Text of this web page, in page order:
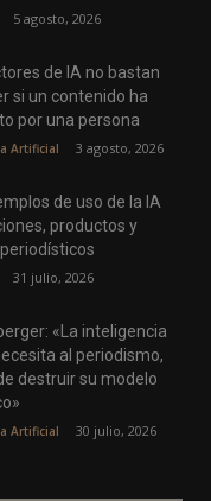
5 agosto, 2026
de IA no bastan
si un contenido ha
por una persona
Artificial 3 agosto, 2026
de uso de la IA
productos y
31 julio, 2026
«La inteligencia
al periodismo,
destruir su modelo
Artificial 30 julio, 2026